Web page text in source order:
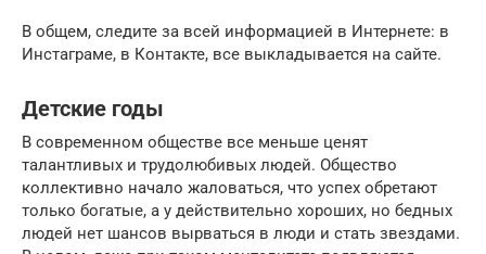
В общем, следите за всей информацией в Интернете: в
Инстаграме, в Контакте, все выкладывается на сайте.
Детские годы
В современном обществе все меньше ценят
талантливых и трудолюбивых людей. Общество
коллективно начало жаловаться, что успех обретают
только богатые, а у действительно хороших, но бедных
людей нет шансов вырваться в люди и стать звездами.